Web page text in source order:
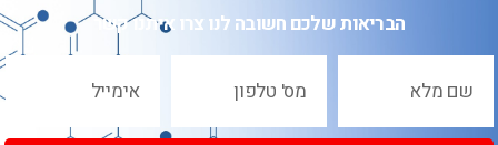
הבריאות שלכם חשובה לנו צרו איתנו קשר